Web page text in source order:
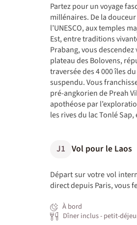
Partez pour un voyage
millénaires. De la
l’UNESCO, aux temples
Est, entre traditions
Prabang, vous
plateau des Bolovens,
traversée des 4 000 îles
suspendu. Vous
pré-angkorien de Preah
apothéose par
les rives du lac Tonlé
J1 Vol pour le Laos
Départ sur votre vol
direct depuis Paris, vous
À bord
Dîner inclus - petit-